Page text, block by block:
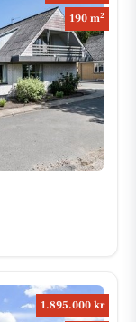
190 m2
1.895.000 kr